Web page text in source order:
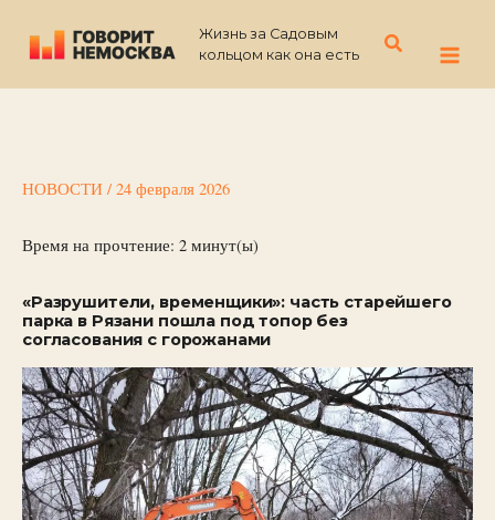
содержимому
Жизнь за Садовым
кольцом как она есть
Поиск
НОВОСТИ / 24 февраля 2026
Время на прочтение: 2 минут(ы)
«Разрушители, временщики»: часть старейшего
парка в Рязани пошла под топор без
согласования с горожанами